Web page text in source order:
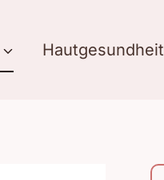
Hautgesundheit